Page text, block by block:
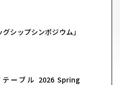
シップシンポジウム」
ーブル 2026 Spring